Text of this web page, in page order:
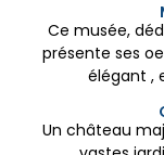
Ce musée,
présente ses
élégant ,
Un château